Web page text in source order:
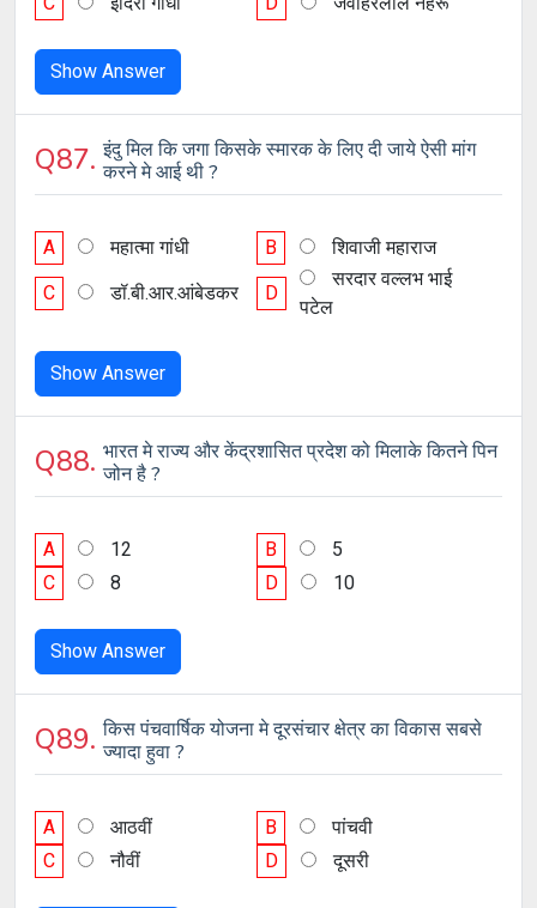
Show Answer
Q87.इंदु मिल कि जगा किसके स्मारक के लिए दी जाये ऐसी मांग
करने मे आई थी ?
A महात्मा गांधी B
शिवाजी महाराज
C
डॉ.बी.आर.आंबेडकर D
सरदार वल्लभ भाई
पटेल
Show Answer
Q88.भारत मे राज्य और केंद्रशासित प्रदेश को मिलाके कितने पिन
जोन है ?
A 12 B
5
C
8 D 10
Show Answer
Q89.किस पंचवार्षिक योजना मे दूरसंचार क्षेत्र का विकास सबसे
ज्यादा हुवा ?
A आठवीं B
पांचवी
C
नौवीं D दूसरी